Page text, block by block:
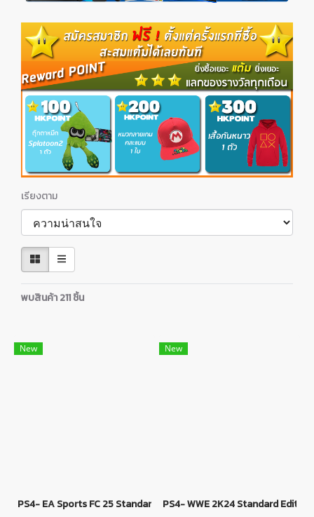
เรียงตาม
พบสินค้า 211 ชิ้น
New
PS4- EA Sports FC 25 Standard Edition
New
PS4- WWE 2K24 Standard Edition